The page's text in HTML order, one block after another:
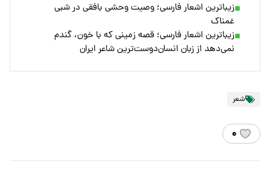
زیباترین اشعار فارسی؛ وصیت وحشی بافقی در شبی
غمناک
زیباترین اشعار فارسی؛ قصه زمینی که با خون، گندم
نمی‌دهد از زبان انسان‌دوست‌ترین شاعر ایران
شعر
۰